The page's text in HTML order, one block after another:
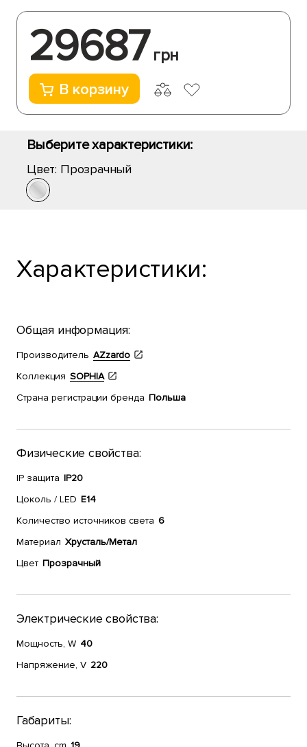
29687 грн
В корзину
Выберите характеристики:
Цвет: Прозрачный
Характеристики:
Общая информация:
Производитель AZzardo
Коллекция SOPHIA
Страна регистрации бренда Польша
Физические свойства:
IP защита IP20
Цоколь / LED E14
Количество источников света 6
Материал Хрусталь/Метал
Цвет Прозрачный
Электрические свойства:
Мощность, W 40
Напряжение, V 220
Габариты: